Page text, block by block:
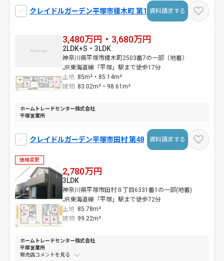
クレイドルガーデン平塚市榎木町 第1 資料請求する
3,480万円・3,680万円
神奈川県平塚市榎木町2503番7の一部（地番）
JR東海道線「平塚」駅まで徒歩17分
土地 85m²・ 85.14m²
2LDK+S・3LDK
建物 83.02m²・ 98.61m²
ホームトレードセンター株式会社
平塚営業所
クレイドルガーデン平塚市田村 第48 資料請求する
価格変更
2,780万円
神奈川県平塚市田村８丁目6331番1の一部(地番)
JR東海道線「平塚」駅まで徒歩72分
土地 85.78m²
3LDK
建物 99.22m²
ホームトレードセンター株式会社
平塚営業所
販売店コメントを